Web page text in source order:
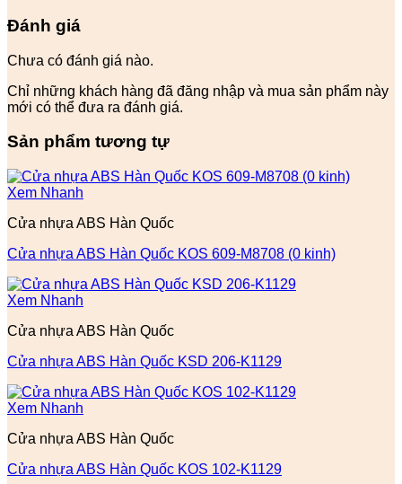
Đánh giá
Chưa có đánh giá nào.
Chỉ những khách hàng đã đăng nhập và mua sản phẩm này
mới có thể đưa ra đánh giá.
Sản phẩm tương tự
Xem Nhanh
Cửa nhựa ABS Hàn Quốc
Cửa nhựa ABS Hàn Quốc KOS 609-M8708 (0 kinh)
Xem Nhanh
Cửa nhựa ABS Hàn Quốc
Cửa nhựa ABS Hàn Quốc KSD 206-K1129
Xem Nhanh
Cửa nhựa ABS Hàn Quốc
Cửa nhựa ABS Hàn Quốc KOS 102-K1129